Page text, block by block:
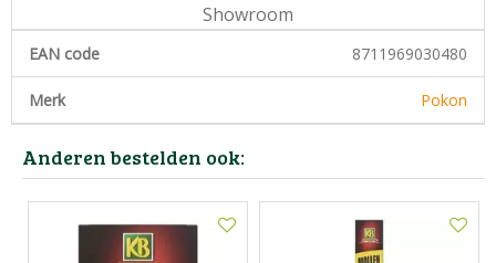
Showroom
EAN code 8711969030480
Merk Pokon
Anderen bestelden ook: